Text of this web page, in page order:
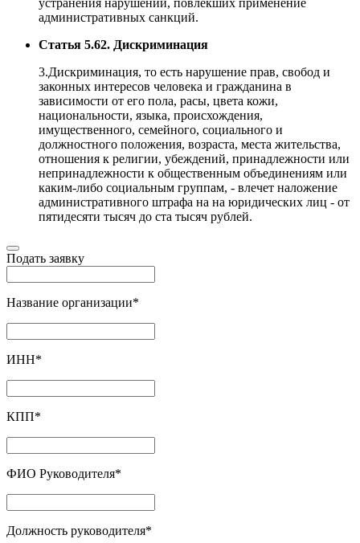
административных санкций.
Статья 5.62. Дискриминация
3.Дискриминация, то есть нарушение прав, свобод и
законных интересов человека и гражданина в
зависимости от его пола, расы, цвета кожи,
национальности, языка, происхождения,
имущественного, семейного, социального и
должностного положения, возраста, места жительства,
отношения к религии, убеждений, принадлежности или
непринадлежности к общественным объединениям или
каким-либо социальным группам, - влечет наложение
административного штрафа на на юридических лиц - от
пятидесяти тысяч до ста тысяч рублей.
Подать заявку
Название организации*
ИНН*
КПП*
ФИО Руководителя*
Должность руководителя*